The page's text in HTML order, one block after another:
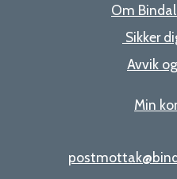
Om
Sikker
Avvik
Min